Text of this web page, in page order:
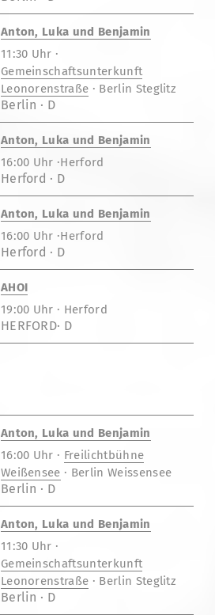
Anton, Luka und Benjamin
11:30 Uhr ·
Gemeinschaftsunterkunft
Leonorenstraße · Berlin Steglitz
Berlin · D
Anton, Luka und Benjamin
16:00 Uhr ·Herford
Herford · D
Anton, Luka und Benjamin
16:00 Uhr ·Herford
Herford · D
AHOI
19:00 Uhr · Herford
HERFORD· D
Anton, Luka und Benjamin
16:00 Uhr · Freilichtbühne
Weißensee · Berlin Weissensee
Berlin · D
Anton, Luka und Benjamin
11:30 Uhr ·
Gemeinschaftsunterkunft
Leonorenstraße · Berlin Steglitz
Berlin · D